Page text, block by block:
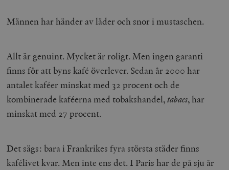
Männen har händer av läder och snor i mustaschen.
Allt är genuint. Mycket är roligt. Men ingen garanti
finns för att byns kafé överlever. Sedan år 2000 har
antalet kaféer minskat med 32 procent och de
kombinerade kaféerna med tobakshandel,tabacs, har
minskat med 27 procent.
Det sägs: bara i Frankrikes fyra största städer finns
kafélivet kvar. Men inte ens det. I Paris har de på sju år